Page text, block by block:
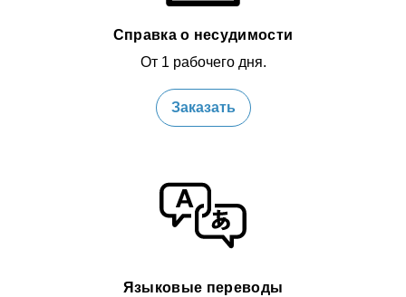
Справка о несудимости
От 1 рабочего дня.
Заказать
Языковые переводы